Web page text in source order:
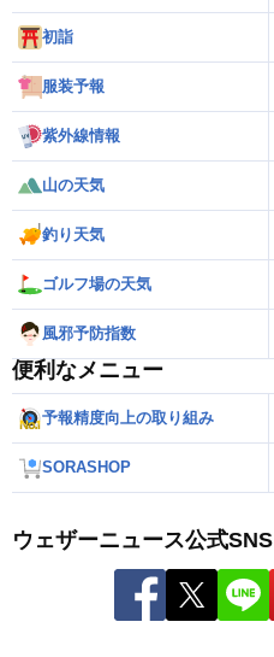
初詣
服装予報
紫外線情報
山の天気
釣り天気
ゴルフ場の天気
風邪予防指数
便利なメニュー
予報精度向上の取り組み
SORASHOP
ウェザーニュース公式SNS